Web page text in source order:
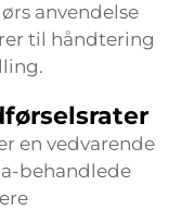
anvendelse
til håndtering
en vedvarende
behandlede